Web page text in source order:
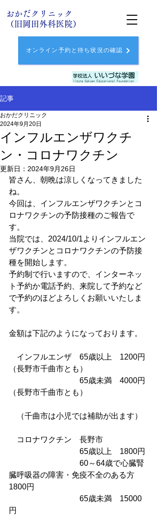
おかだクリニック
（旧岡田外科医院）
オンライン予約と待ち状況の確認
記事
インフルエンザワクチ
ン・コロナワクチン
おかだクリニック
2024年9月20日
更新日： 2024年9月26日
皆さん、朝晩は涼しくなってきました
ね。
今回は、インフルエンザワクチンとコ
ロナワクチンの予防接種のご報告で
す。
当院では、2024/10/1よりインフルエン
ザワクチンとコロナワクチンの予防接
種を開始します。
予約制で行いますので、インターネッ
ト予約か電話予約、来院して予約など
で予約のほどよろしくお願いいたしま
す。
金額は下記のようになっております。
インフルエンザ　65歳以上　1200円
（長野市千曲市とも）
65歳未満　4000円
（長野市千曲市とも）
（千曲市は小児では補助が出ます）
コロナワクチン　長野市
65歳以上　1800円
60～64歳で心臓腎
臓呼吸器の障害・免疫不全のある方
1800円
65歳未満　15000
円